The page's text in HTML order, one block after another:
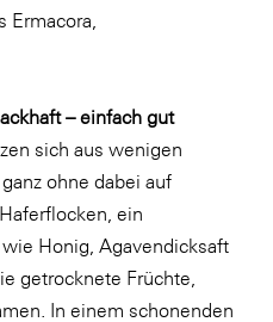
Ermacora,
– einfach gut
sich aus wenigen
ohne dabei auf
ein
Honig, Agavendicksaft
getrocknete Früchte,
In einem schonenden